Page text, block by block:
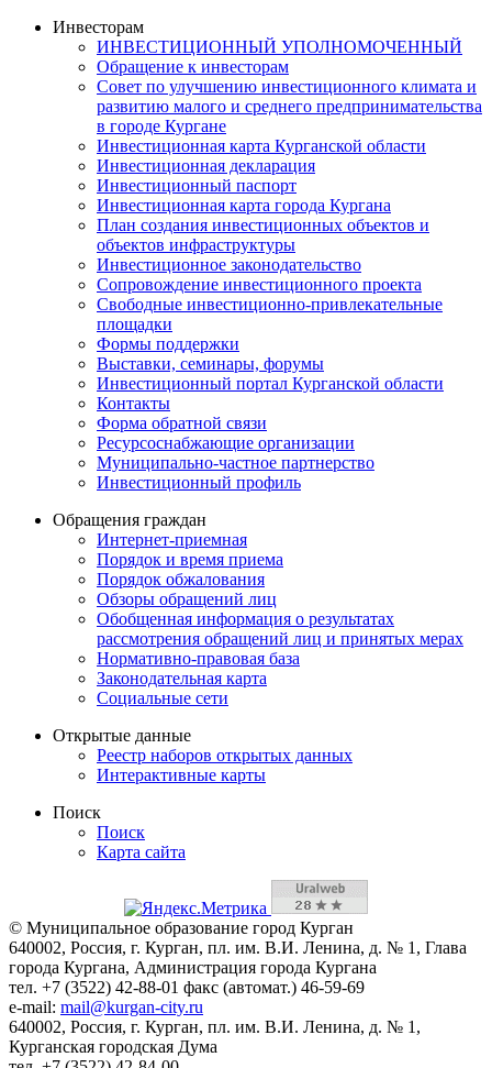
Инвесторам
ИНВЕСТИЦИОННЫЙ УПОЛНОМОЧЕННЫЙ
Обращение к инвесторам
Совет по улучшению инвестиционного климата и
развитию малого и среднего предпринимательства
в городе Кургане
Инвестиционная карта Курганской области
Инвестиционная декларация
Инвестиционный паспорт
Инвестиционная карта города Кургана
План создания инвестиционных объектов и
объектов инфраструктуры
Инвестиционное законодательство
Сопровождение инвестиционного проекта
Свободные инвестиционно-привлекательные
площадки
Формы поддержки
Выставки, семинары, форумы
Инвестиционный портал Курганской области
Контакты
Форма обратной связи
Ресурсоснабжающие организации
Муниципально-частное партнерство
Инвестиционный профиль
Обращения граждан
Интернет-приемная
Порядок и время приема
Порядок обжалования
Обзоры обращений лиц
Обобщенная информация о результатах
рассмотрения обращений лиц и принятых мерах
Нормативно-правовая база
Законодательная карта
Социальные сети
Открытые данные
Реестр наборов открытых данных
Интерактивные карты
Поиск
Поиск
Карта сайта
© Муниципальное образование город Курган
640002, Россия, г. Курган, пл. им. В.И. Ленина, д. № 1, Глава
города Кургана, Администрация города Кургана
тел. +7 (3522) 42-88-01 факс (автомат.) 46-59-69
e-mail: mail@kurgan-city.ru
640002, Россия, г. Курган, пл. им. В.И. Ленина, д. № 1,
Курганская городская Дума